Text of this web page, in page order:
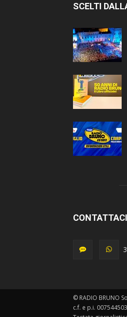
SCELTI
CONTATTACI
© RADIO BRUNO
c.f. e p.i.